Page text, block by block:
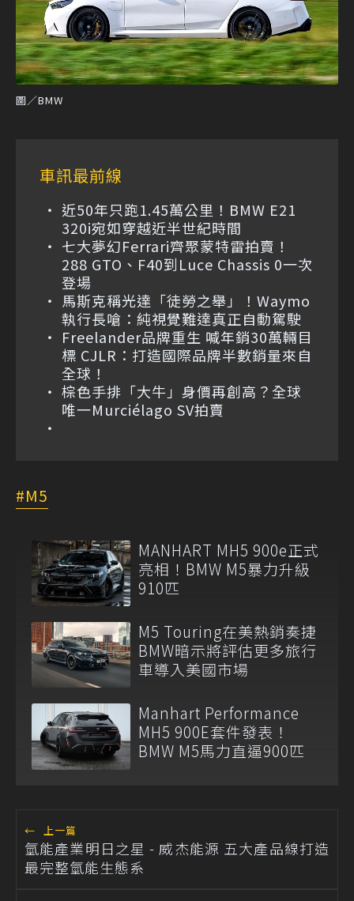
圖／BMW
車訊最前線
近50年只跑1.45萬公里！BMW E21
320i宛如穿越近半世紀時間
七大夢幻Ferrari齊聚蒙特雷拍賣！
288 GTO、F40到Luce Chassis 0一次
登場
馬斯克稱光達「徒勞之舉」！Waymo
執行長嗆：純視覺難達真正自動駕駛
Freelander品牌重生 喊年銷30萬輛目
標 CJLR：打造國際品牌半數銷量來自
全球！
棕色手排「大牛」身價再創高？全球
唯一Murciélago SV拍賣
M5
MANHART MH5 900e正式
亮相！BMW M5暴力升級
910匹
M5 Touring在美熱銷奏捷
BMW暗示將評估更多旅行
車導入美國市場
Manhart Performance
MH5 900E套件發表！
BMW M5馬力直逼900匹
← 上一篇
氫能產業明日之星 - 威杰能源 五大產品線打造
最完整氫能生態系